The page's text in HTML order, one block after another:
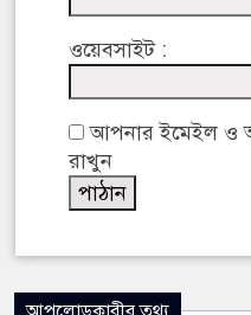
ওয়েবসাইট :
আপনার ইমেইল ও
রাখুন